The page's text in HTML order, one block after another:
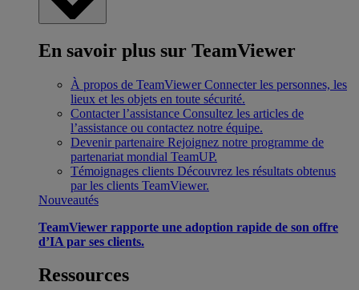
En savoir plus sur TeamViewer
À propos de TeamViewer Connecter les personnes, les
lieux et les objets en toute sécurité.
Contacter l’assistance Consultez les articles de
l’assistance ou contactez notre équipe.
Devenir partenaire Rejoignez notre programme de
partenariat mondial TeamUP.
Témoignages clients Découvrez les résultats obtenus
par les clients TeamViewer.
Nouveautés
TeamViewer rapporte une adoption rapide de son offre
d’IA par ses clients.
Ressources